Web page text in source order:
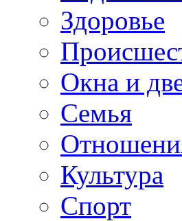
Здоровье
Окна и
Семья
Культура
Спорт